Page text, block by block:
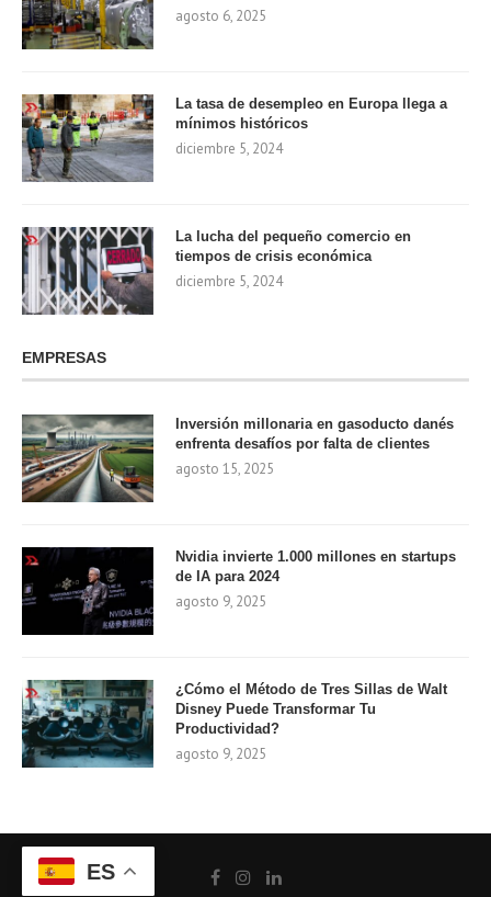
agosto 6, 2025
La tasa de desempleo en Europa llega a
mínimos históricos
diciembre 5, 2024
La lucha del pequeño comercio en
tiempos de crisis económica
diciembre 5, 2024
EMPRESAS
Inversión millonaria en gasoducto danés
enfrenta desafíos por falta de clientes
agosto 15, 2025
Nvidia invierte 1.000 millones en startups
de IA para 2024
agosto 9, 2025
¿Cómo el Método de Tres Sillas de Walt
Disney Puede Transformar Tu
Productividad?
agosto 9, 2025
ES